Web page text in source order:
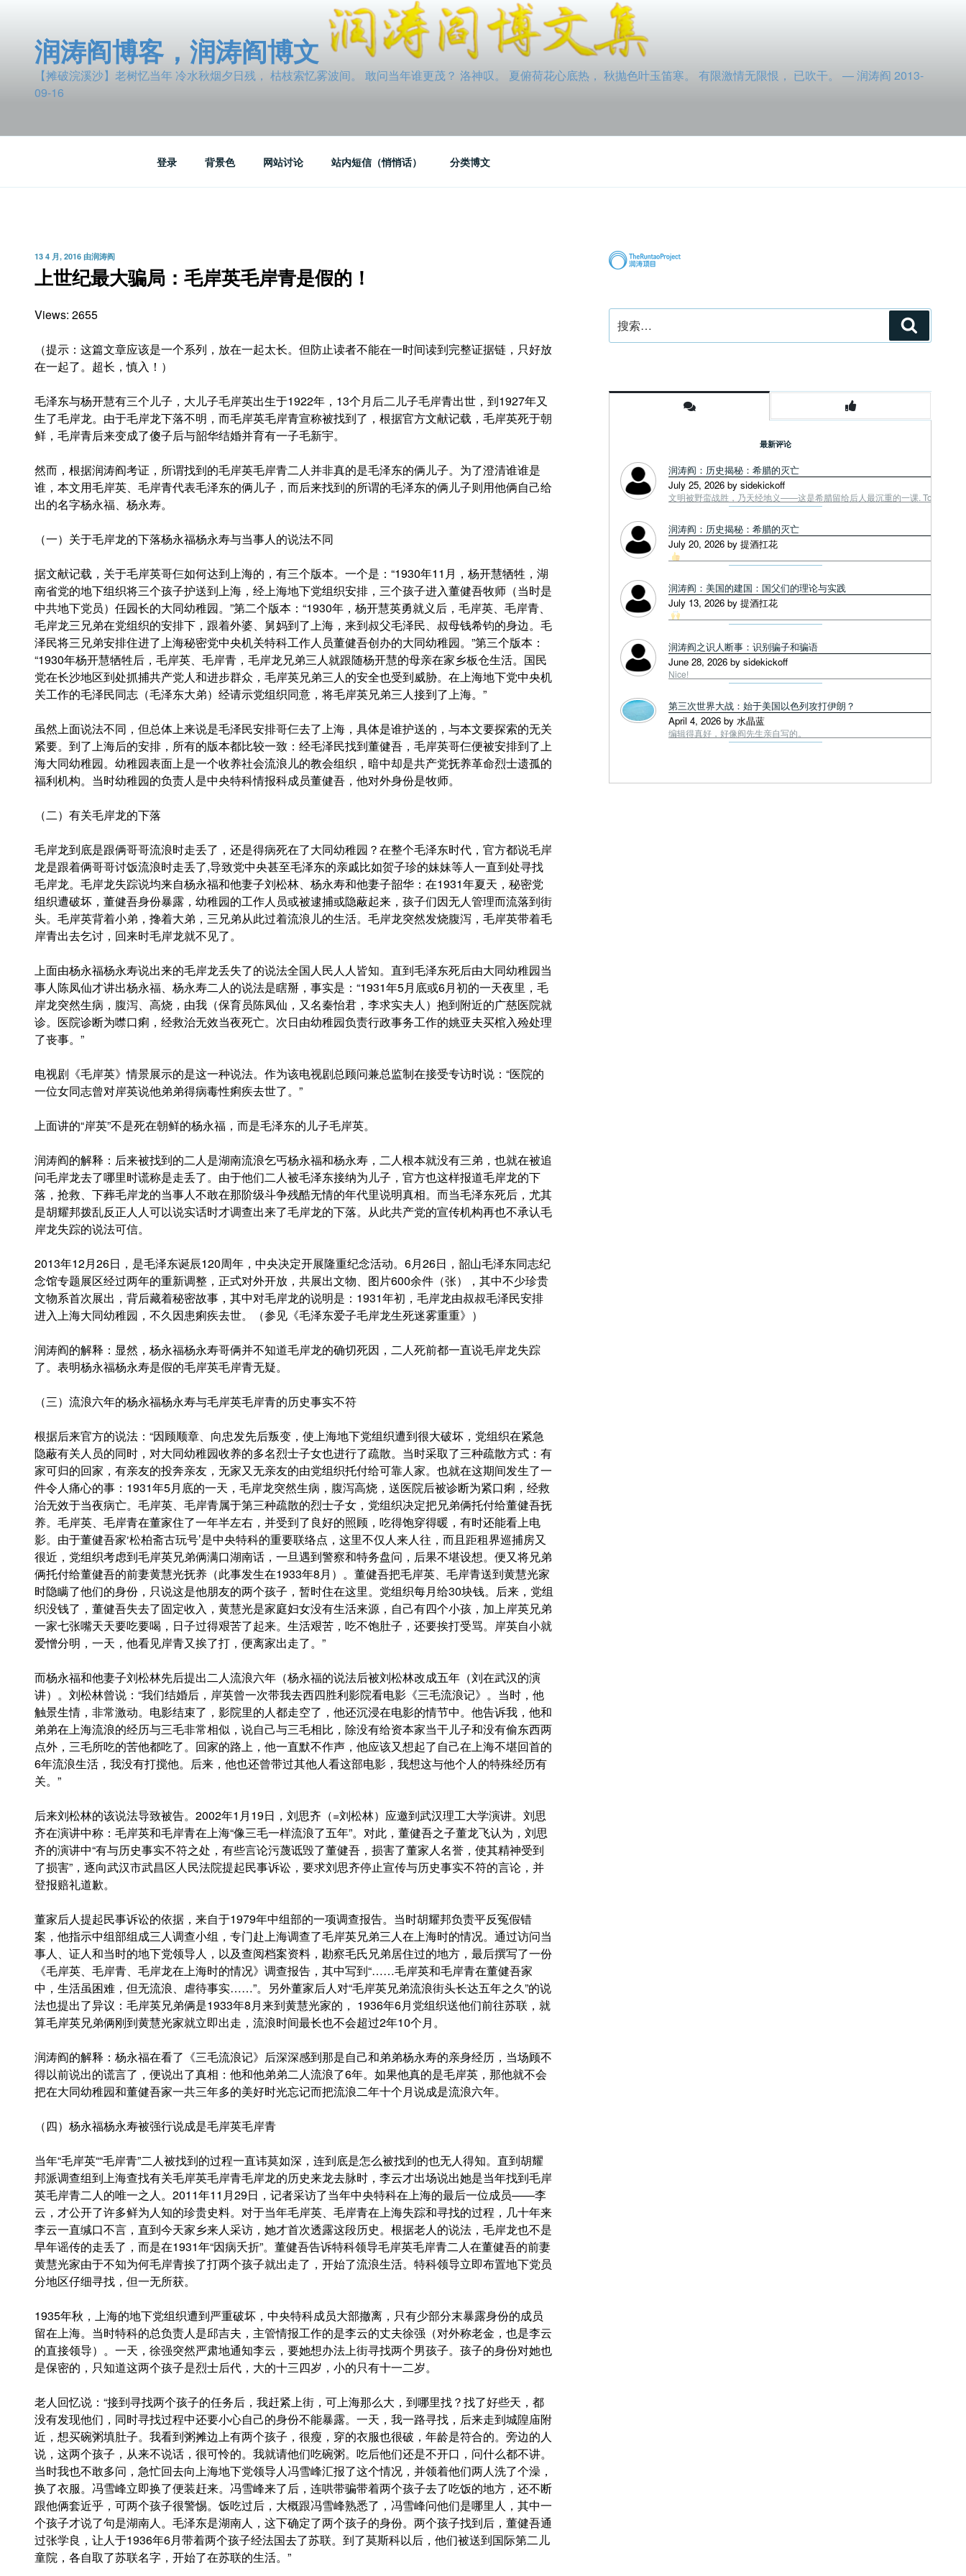
润涛阎博客，润涛阎博文
【摊破浣溪沙】老树忆当年 冷水秋烟夕日残， 枯枝索忆雾波间。 敢问当年谁更茂？ 洛神叹。 夏俯荷花心底热， 秋抛色叶玉笛寒。 有限激情无限恨， 已吹干。 — 润涛阎 2013-
09-16
登录 背景色 网站讨论 站内短信（悄悄话） 分类博文
发
13 4 月, 2016 由润涛阎
上世纪最大骗局：毛岸英毛岸青是假的！
Views: 2655
（提示：这篇文章应该是一个系列，放在一起太长。但防止读者不能在一时间读到完整证据链，只好放
在一起了。超长，慎入！）
毛泽东与杨开慧有三个儿子，大儿子毛岸英出生于1922年，13个月后二儿子毛岸青出世，到1927年又
生了毛岸龙。由于毛岸龙下落不明，而毛岸英毛岸青宣称被找到了，根据官方文献记载，毛岸英死于朝
鲜，毛岸青后来变成了傻子后与韶华结婚并育有一子毛新宇。
然而，根据润涛阎考证，所谓找到的毛岸英毛岸青二人并非真的是毛泽东的俩儿子。为了澄清谁谁是
谁，本文用毛岸英、毛岸青代表毛泽东的俩儿子，而后来找到的所谓的毛泽东的俩儿子则用他俩自己给
出的名字杨永福、杨永寿。
（一）关于毛岸龙的下落杨永福杨永寿与当事人的说法不同
据文献记载，关于毛岸英哥仨如何达到上海的，有三个版本。一个是：“1930年11月，杨开慧牺牲，湖
南省党的地下组织将三个孩子护送到上海，经上海地下党组织安排，三个孩子进入董健吾牧师（当时是
中共地下党员）任园长的大同幼稚园。”第二个版本：“1930年，杨开慧英勇就义后，毛岸英、毛岸青、
毛岸龙三兄弟在党组织的安排下，跟着外婆、舅妈到了上海，来到叔父毛泽民、叔母钱希钧的身边。毛
泽民将三兄弟安排住进了上海秘密党中央机关特科工作人员董健吾创办的大同幼稚园。”第三个版本：
“1930年杨开慧牺牲后，毛岸英、毛岸青，毛岸龙兄弟三人就跟随杨开慧的母亲在家乡板仓生活。国民
党在长沙地区到处抓捕共产党人和进步群众，毛岸英兄弟三人的安全也受到威胁。在上海地下党中央机
关工作的毛泽民同志（毛泽东大弟）经请示党组织同意，将毛岸英兄弟三人接到了上海。”
虽然上面说法不同，但总体上来说是毛泽民安排哥仨去了上海，具体是谁护送的，与本文要探索的无关
紧要。到了上海后的安排，所有的版本都比较一致：经毛泽民找到董健吾，毛岸英哥仨便被安排到了上
海大同幼稚园。幼稚园表面上是一个收养社会流浪儿的教会组织，暗中却是共产党抚养革命烈士遗孤的
福利机构。当时幼稚园的负责人是中央特科情报科成员董健吾，他对外身份是牧师。
（二）有关毛岸龙的下落
毛岸龙到底是跟俩哥哥流浪时走丢了，还是得病死在了大同幼稚园？在整个毛泽东时代，官方都说毛岸
龙是跟着俩哥哥讨饭流浪时走丢了,导致党中央甚至毛泽东的亲戚比如贺子珍的妹妹等人一直到处寻找
毛岸龙。毛岸龙失踪说均来自杨永福和他妻子刘松林、杨永寿和他妻子韶华：在1931年夏天，秘密党
组织遭破坏，董健吾身份暴露，幼稚园的工作人员或被逮捕或隐蔽起来，孩子们因无人管理而流落到街
头。毛岸英背着小弟，搀着大弟，三兄弟从此过着流浪儿的生活。毛岸龙突然发烧腹泻，毛岸英带着毛
岸青出去乞讨，回来时毛岸龙就不见了。
上面由杨永福杨永寿说出来的毛岸龙丢失了的说法全国人民人人皆知。直到毛泽东死后由大同幼稚园当
事人陈凤仙才讲出杨永福、杨永寿二人的说法是瞎掰，事实是：“1931年5月底或6月初的一天夜里，毛
岸龙突然生病，腹泻、高烧，由我（保育员陈凤仙，又名秦怡君，李求实夫人）抱到附近的广慈医院就
诊。医院诊断为噤口痢，经救治无效当夜死亡。次日由幼稚园负责行政事务工作的姚亚夫买棺入殓处理
了丧事。”
电视剧《毛岸英》情景展示的是这一种说法。作为该电视剧总顾问兼总监制在接受专访时说：“医院的
一位女同志曾对岸英说他弟弟得病毒性痢疾去世了。”
上面讲的“岸英”不是死在朝鲜的杨永福，而是毛泽东的儿子毛岸英。
润涛阎的解释：后来被找到的二人是湖南流浪乞丐杨永福和杨永寿，二人根本就没有三弟，也就在被追
问毛岸龙去了哪里时谎称是走丢了。由于他们二人被毛泽东接纳为儿子，官方也这样报道毛岸龙的下
落，抢救、下葬毛岸龙的当事人不敢在那阶级斗争残酷无情的年代里说明真相。而当毛泽东死后，尤其
是胡耀邦拨乱反正人人可以说实话时才调查出来了毛岸龙的下落。从此共产党的宣传机构再也不承认毛
岸龙失踪的说法可信。
2013年12月26日，是毛泽东诞辰120周年，中央决定开展隆重纪念活动。6月26日，韶山毛泽东同志纪
念馆专题展区经过两年的重新调整，正式对外开放，共展出文物、图片600余件（张），其中不少珍贵
文物系首次展出，背后藏着秘密故事，其中对毛岸龙的说明是：1931年初，毛岸龙由叔叔毛泽民安排
进入上海大同幼稚园，不久因患痢疾去世。（参见《毛泽东爱子毛岸龙生死迷雾重重》）
润涛阎的解释：显然，杨永福杨永寿哥俩并不知道毛岸龙的确切死因，二人死前都一直说毛岸龙失踪
了。表明杨永福杨永寿是假的毛岸英毛岸青无疑。
（三）流浪六年的杨永福杨永寿与毛岸英毛岸青的历史事实不符
根据后来官方的说法：“因顾顺章、向忠发先后叛变，使上海地下党组织遭到很大破坏，党组织在紧急
隐蔽有关人员的同时，对大同幼稚园收养的多名烈士子女也进行了疏散。当时采取了三种疏散方式：有
家可归的回家，有亲友的投奔亲友，无家又无亲友的由党组织托付给可靠人家。也就在这期间发生了一
件令人痛心的事：1931年5月底的一天，毛岸龙突然生病，腹泻高烧，送医院后被诊断为紧口痢，经救
治无效于当夜病亡。毛岸英、毛岸青属于第三种疏散的烈士子女，党组织决定把兄弟俩托付给董健吾抚
养。毛岸英、毛岸青在董家住了一年半左右，并受到了良好的照顾，吃得饱穿得暖，有时还能看上电
影。由于董健吾家‘松柏斋古玩号’是中央特科的重要联络点，这里不仅人来人往，而且距租界巡捕房又
很近，党组织考虑到毛岸英兄弟俩满口湖南话，一旦遇到警察和特务盘问，后果不堪设想。便又将兄弟
俩托付给董健吾的前妻黄慧光抚养（此事发生在1933年8月）。董健吾把毛岸英、毛岸青送到黄慧光家
时隐瞒了他们的身份，只说这是他朋友的两个孩子，暂时住在这里。党组织每月给30块钱。后来，党组
织没钱了，董健吾失去了固定收入，黄慧光是家庭妇女没有生活来源，自己有四个小孩，加上岸英兄弟
一家七张嘴天天要吃要喝，日子过得艰苦了起来。生活艰苦，吃不饱肚子，还要挨打受骂。岸英自小就
爱憎分明，一天，他看见岸青又挨了打，便离家出走了。”
而杨永福和他妻子刘松林先后提出二人流浪六年（杨永福的说法后被刘松林改成五年（刘在武汉的演
讲）。刘松林曾说：“我们结婚后，岸英曾一次带我去西四胜利影院看电影《三毛流浪记》。当时，他
触景生情，非常激动。电影结束了，影院里的人都走空了，他还沉浸在电影的情节中。他告诉我，他和
弟弟在上海流浪的经历与三毛非常相似，说自己与三毛相比，除没有给资本家当干儿子和没有偷东西两
点外，三毛所吃的苦他都吃了。回家的路上，他一直默不作声，他应该又想起了自己在上海不堪回首的
6年流浪生活，我没有打搅他。后来，他也还曾带过其他人看这部电影，我想这与他个人的特殊经历有
关。”
后来刘松林的该说法导致被告。2002年1月19日，刘思齐（=刘松林）应邀到武汉理工大学演讲。刘思
齐在演讲中称：毛岸英和毛岸青在上海“像三毛一样流浪了五年”。对此，董健吾之子董龙飞认为，刘思
齐的演讲中“有与历史事实不符之处，有些言论污蔑诋毁了董健吾，损害了董家人名誉，使其精神受到
了损害”，逐向武汉市武昌区人民法院提起民事诉讼，要求刘思齐停止宣传与历史事实不符的言论，并
登报赔礼道歉。
董家后人提起民事诉讼的依据，来自于1979年中组部的一项调查报告。当时胡耀邦负责平反冤假错
案，他指示中组部组成三人调查小组，专门赴上海调查了毛岸英兄弟三人在上海时的情况。通过访问当
事人、证人和当时的地下党领导人，以及查阅档案资料，勘察毛氏兄弟居住过的地方，最后撰写了一份
《毛岸英、毛岸青、毛岸龙在上海时的情况》调查报告，其中写到“……毛岸英和毛岸青在董健吾家
中，生活虽困难，但无流浪、虐待事实……”。另外董家后人对“毛岸英兄弟流浪街头长达五年之久”的说
法也提出了异议：毛岸英兄弟俩是1933年8月来到黄慧光家的， 1936年6月党组织送他们前往苏联，就
算毛岸英兄弟俩刚到黄慧光家就立即出走，流浪时间最长也不会超过2年10个月。
润涛阎的解释：杨永福在看了《三毛流浪记》后深深感到那是自己和弟弟杨永寿的亲身经历，当场顾不
得以前说出的谎言了，便说出了真相：他和他弟弟二人流浪了6年。如果他真的是毛岸英，那他就不会
把在大同幼稚园和董健吾家一共三年多的美好时光忘记而把流浪二年十个月说成是流浪六年。
（四）杨永福杨永寿被强行说成是毛岸英毛岸青
当年“毛岸英““毛岸青”二人被找到的过程一直讳莫如深，连到底是怎么被找到的也无人得知。直到胡耀
邦派调查组到上海查找有关毛岸英毛岸青毛岸龙的历史来龙去脉时，李云才出场说出她是当年找到毛岸
英毛岸青二人的唯一之人。2011年11月29日，记者采访了当年中央特科在上海的最后一位成员——李
云，才公开了许多鲜为人知的珍贵史料。对于当年毛岸英、毛岸青在上海失踪和寻找的过程，几十年来
李云一直缄口不言，直到今天家乡来人采访，她才首次透露这段历史。根据老人的说法，毛岸龙也不是
早年谣传的走丢了，而是在1931年“因病夭折”。董健吾告诉特科领导毛岸英毛岸青二人在董健吾的前妻
黄慧光家由于不知为何毛岸青挨了打两个孩子就出走了，开始了流浪生活。特科领导立即布置地下党员
分地区仔细寻找，但一无所获。
1935年秋，上海的地下党组织遭到严重破坏，中央特科成员大部撤离，只有少部分末暴露身份的成员
留在上海。当时特科的总负责人是邱吉夫，主管情报工作的是李云的丈夫徐强（对外称老金，也是李云
的直接领导）。一天，徐强突然严肃地通知李云，要她想办法上街寻找两个男孩子。孩子的身份对她也
是保密的，只知道这两个孩子是烈士后代，大的十三四岁，小的只有十一二岁。
老人回忆说：“接到寻找两个孩子的任务后，我赶紧上街，可上海那么大，到哪里找？找了好些天，都
没有发现他们，同时寻找过程中还要小心自己的身份不能暴露。一天，我一路寻找，后来走到城隍庙附
近，想买碗粥填肚子。我看到粥摊边上有两个孩子，很瘦，穿的衣服也很破，年龄是符合的。旁边的人
说，这两个孩子，从来不说话，很可怜的。我就请他们吃碗粥。吃后他们还是不开口，问什么都不讲。
当时我也不敢多问，急忙回去向上海地下党领导人冯雪峰汇报了这个情况，并领着他们两人洗了个澡，
换了衣服。冯雪峰立即换了便装赶来。冯雪峰来了后，连哄带骗带着两个孩子去了吃饭的地方，还不断
跟他俩套近乎，可两个孩子很警惕。饭吃过后，大概跟冯雪峰熟悉了，冯雪峰问他们是哪里人，其中一
个孩子才说了句是湖南人。毛泽东是湖南人，这下确定了两个孩子的身份。两个孩子找到后，董健吾通
过张学良，让人于1936年6月带着两个孩子经法国去了苏联。到了莫斯科以后，他们被送到国际第二儿
童院，各自取了苏联名字，开始了在苏联的生活。”
索：
索
最新评论
润涛阎：历史揭秘：希腊的灭亡
July 25, 2026 by sidekickoff
文明被野蛮战胜，乃天经地义——这是希腊留给后人最沉重的一课. Tough
润涛阎：历史揭秘：希腊的灭亡
July 20, 2026 by 提酒扛花
润涛阎：美国的建国：国父们的理论与实践
July 13, 2026 by 提酒扛花
润涛阎之识人断事：识别骗子和骗语
June 28, 2026 by sidekickoff
Nice!
第三次世界大战：始于美国以色列攻打伊朗？
April 4, 2026 by 水晶蓝
编辑得真好，好像阎先生亲自写的。